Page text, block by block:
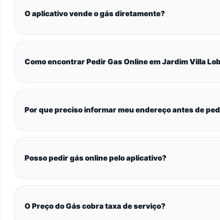
O aplicativo vende o gás diretamente?
Como encontrar Pedir Gas Online em Jardim Villa
Por que preciso informar meu endereço antes de
Posso pedir gás online pelo aplicativo?
O Preço do Gás cobra taxa de serviço?